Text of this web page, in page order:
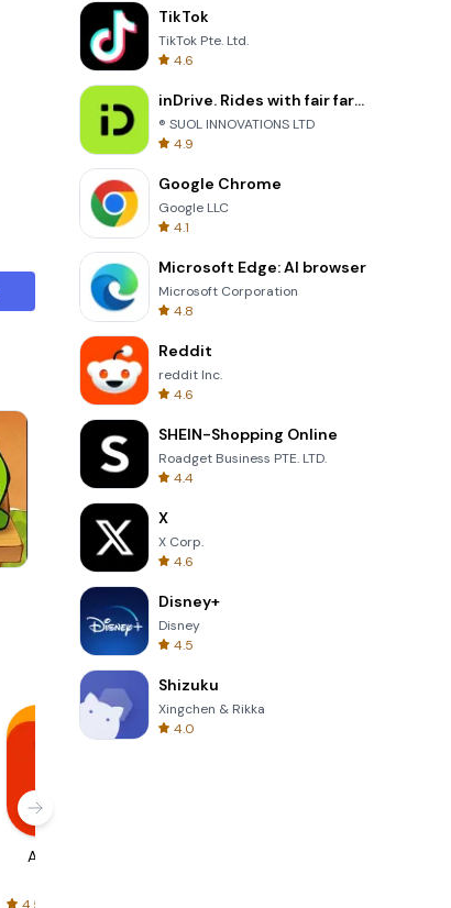
Totemia Cursed Marbels
AliExpress
TikTok
TikTok Pte. Ltd.
4.6
inDrive. Rides with fair fares
® SUOL INNOVATIONS LTD
4.9
Google Chrome
Google LLC
4.1
Microsoft Edge: AI browser
Microsoft Corporation
4.8
Reddit
reddit Inc.
4.6
SHEIN-Shopping Online
Roadget Business PTE. LTD.
4.4
X
X Corp.
4.6
Disney+
Disney
4.5
Shizuku
Xingchen & Rikka
4.0